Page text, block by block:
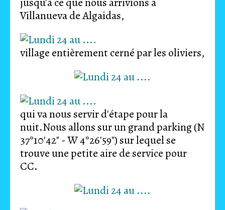
Villanueva de Algaidas,
village entièrement cerné par les oliviers,
qui va nous servir d'étape pour la
nuit.Nous allons sur un grand parking (N
37°10'42" - W 4°26'59") sur lequel se
trouve une petite aire de service pour
CC.